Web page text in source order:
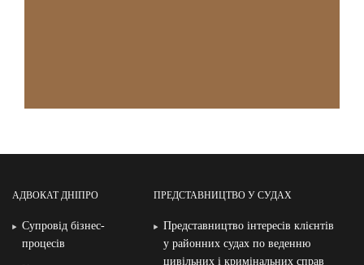
АДВОКАТ ДНІПРО
Супровід бізнес-
процесів
ПРЕДСТАВНИЦТВО У СУДАХ
Представництво інтересів клієнтів
у районних судах по веденню
цивільних і кримінальних справ